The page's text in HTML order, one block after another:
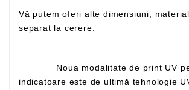
Vă putem oferi alte dimensiuni,
separat la cerere.
indicatoare este de ultimă tehnologie UV . Această